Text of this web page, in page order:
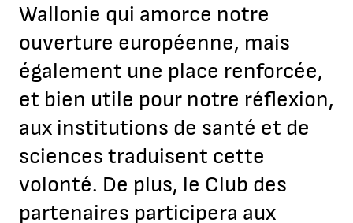
Wallonie qui amorce notre
ouverture européenne, mais
également une place renforcée,
et bien utile pour notre réflexion,
aux institutions de santé et de
sciences traduisent cette
volonté. De plus, le Club des
partenaires participera aux